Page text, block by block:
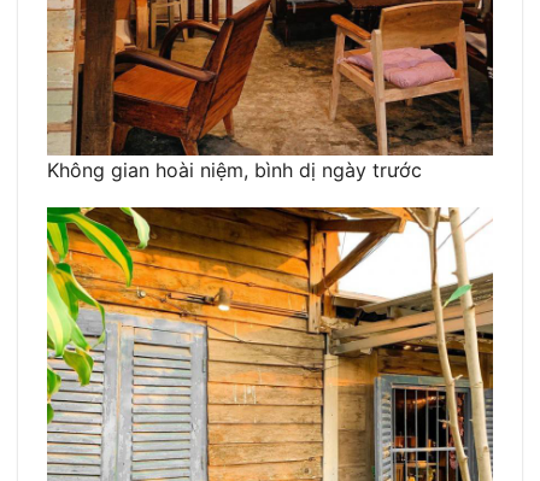
Không gian hoài niệm, bình dị ngày trước